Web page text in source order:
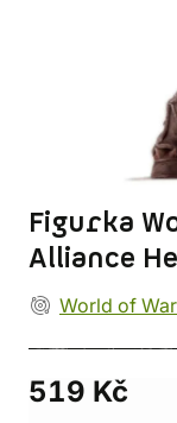
Figurka
Alliance
World of
519 Kč